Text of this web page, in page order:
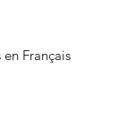
Français